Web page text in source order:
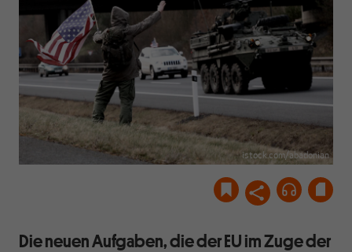
istock.com/abadonian
Die neuen Aufgaben, die der EU im Zuge der